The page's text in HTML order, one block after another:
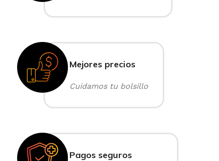
Mejores precios
Cuidamos tu bolsillo
Pagos seguros